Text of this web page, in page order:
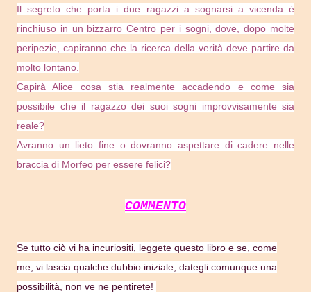
Il segreto che porta i due ragazzi a sognarsi a vicenda è
rinchiuso in un bizzarro Centro per i sogni, dove, dopo molte
peripezie, capiranno che la ricerca della verità deve partire da
molto lontano.
Capirà Alice cosa stia realmente accadendo e come sia
possibile che il ragazzo dei suoi sogni improvvisamente sia
reale?
Avranno un lieto fine o dovranno aspettare di cadere nelle
braccia di Morfeo per essere felici?
COMMENTO
Se tutto ciò vi ha incuriositi, leggete questo libro e se, come
me, vi lascia qualche dubbio iniziale, dategli comunque una
possibilità, non ve ne pentirete!